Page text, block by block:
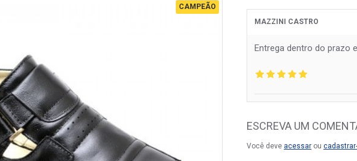
CAMPEÃO
MAZZINI CASTRO
Entrega dentro do prazo
ESCREVA UM
Você deve acessar ou